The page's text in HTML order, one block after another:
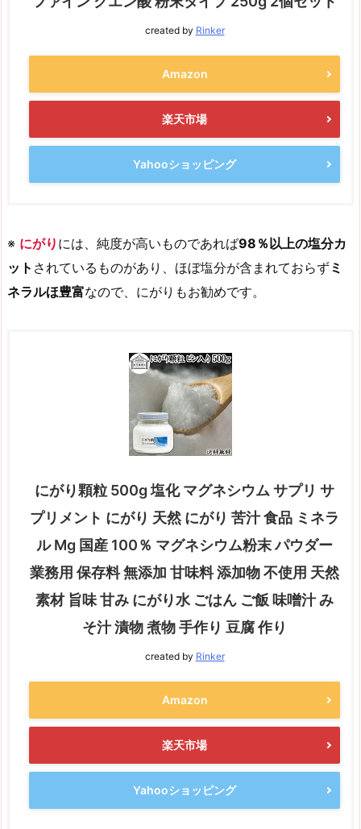
created by Rinker
Amazon
楽天市場
Yahooショッピング
※ にがり には、純度が高いものであれば98％以上の塩分カ
ット されているものがあり、ほぼ塩分が含まれておらずミ
ネラルほ豊富なので、にがりもお勧めです。
にがり顆粒 500g 塩化 マグネシウム サプリ サ
プリメント にがり 天然 にがり 苦汁 食品 ミネラ
ル Mg 国産 100％ マグネシウム粉末 パウダー
業務用 保存料 無添加 甘味料 添加物 不使用 天然
素材 旨味 甘み にがり水 ごはん ご飯 味噌汁 み
そ汁 漬物 煮物 手作り 豆腐 作り
created by Rinker
Amazon
楽天市場
Yahooショッピング